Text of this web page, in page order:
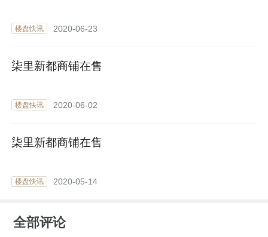
楼盘快讯 2020-06-23
柒里新都商铺在售
楼盘快讯 2020-06-02
柒里新都商铺在售
楼盘快讯 2020-05-14
全部评论